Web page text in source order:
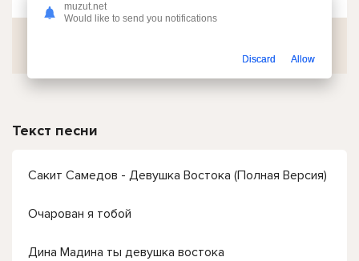
Текст песни
Сакит Самедов - Девушка Востока (Полная Версия)
Очарован я тобой
Дина Мадина ты девушка востока
muzut.net
Would like to send you notifications
Discard Allow